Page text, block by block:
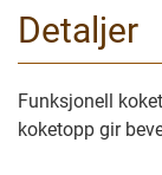
Detaljer
Funksjonell
koketopp gir